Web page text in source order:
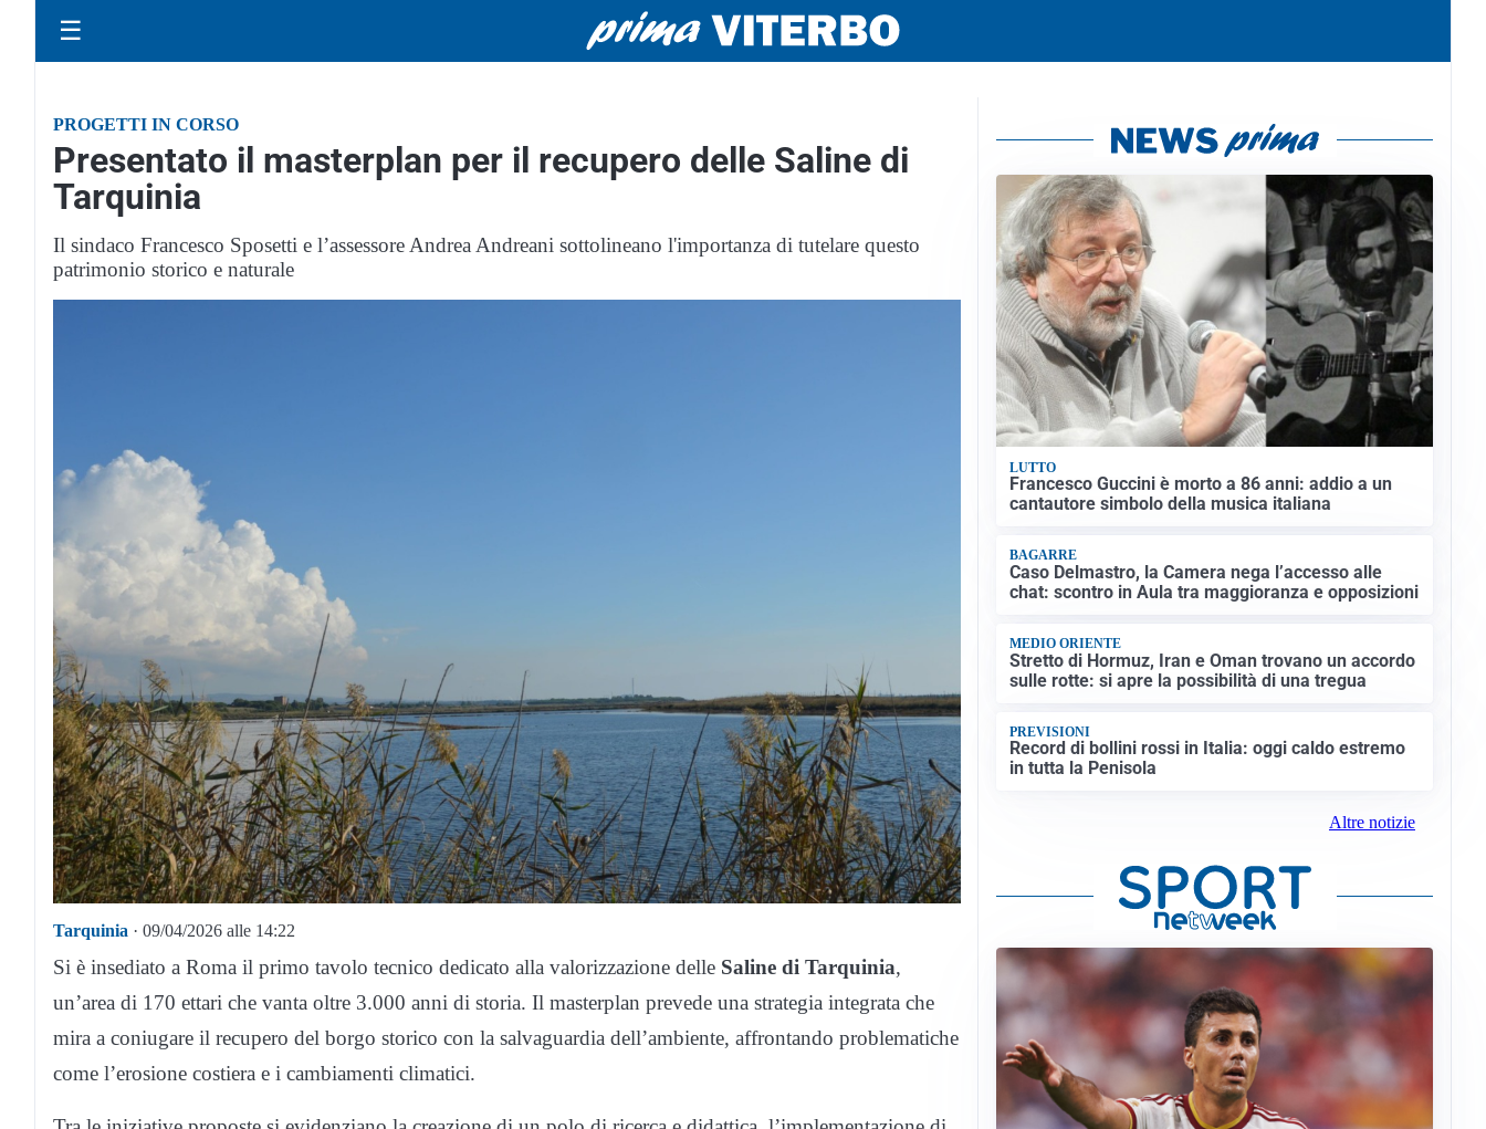
☰
PROGETTI IN CORSO
Presentato il masterplan per il recupero delle Saline di
Tarquinia
Il sindaco Francesco Sposetti e l’assessore Andrea Andreani sottolineano l'importanza di tutelare questo
patrimonio storico e naturale
Tarquinia · 09/04/2026 alle 14:22
Si è insediato a Roma il primo tavolo tecnico dedicato alla valorizzazione delle Saline di Tarquinia,
un’area di 170 ettari che vanta oltre 3.000 anni di storia. Il masterplan prevede una strategia integrata che
mira a coniugare il recupero del borgo storico con la salvaguardia dell’ambiente, affrontando problematiche
come l’erosione costiera e i cambiamenti climatici.
LUTTO
Francesco Guccini è morto a 86 anni: addio a un
cantautore simbolo della musica italiana
BAGARRE
Caso Delmastro, la Camera nega l’accesso alle
chat: scontro in Aula tra maggioranza e opposizioni
MEDIO ORIENTE
Stretto di Hormuz, Iran e Oman trovano un accordo
sulle rotte: si apre la possibilità di una tregua
PREVISIONI
Record di bollini rossi in Italia: oggi caldo estremo
in tutta la Penisola
Altre notizie